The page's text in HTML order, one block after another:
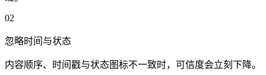
02
忽略时间与状态
内容顺序、时间戳与状态图标不一致时，可信度会立刻下降。